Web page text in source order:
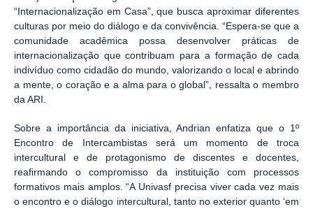
“Internacionalização em Casa”, que busca aproximar diferentes
culturas por meio do diálogo e da convivência. “Espera-se que a
comunidade acadêmica possa desenvolver práticas de
internacionalização que contribuam para a formação de cada
indivíduo como cidadão do mundo, valorizando o local e abrindo
a mente, o coração e a alma para o global”, ressalta o membro
da ARI.
Sobre a importância da iniciativa, Andrian enfatiza que o 1º
Encontro de Intercambistas será um momento de troca
intercultural e de protagonismo de discentes e docentes,
reafirmando o compromisso da instituição com processos
formativos mais amplos. “A Univasf precisa viver cada vez mais
o encontro e o diálogo intercultural, tanto no exterior quanto ‘em